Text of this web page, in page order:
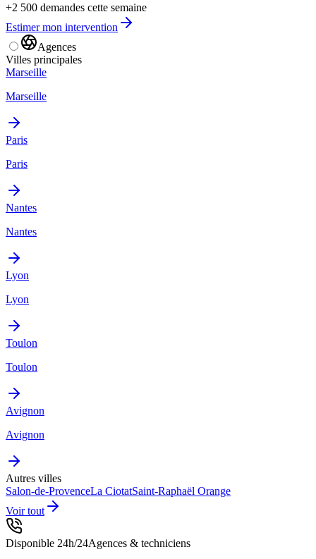
+2 500 demandes cette semaine
Estimer mon intervention
Agences
Villes principales
Marseille
Marseille
Paris
Paris
Nantes
Nantes
Lyon
Lyon
Toulon
Toulon
Avignon
Avignon
Autres villes
Salon-de-ProvenceLa CiotatSaint-Raphaël Orange
Voir tout
Disponible 24h/24Agences & techniciens